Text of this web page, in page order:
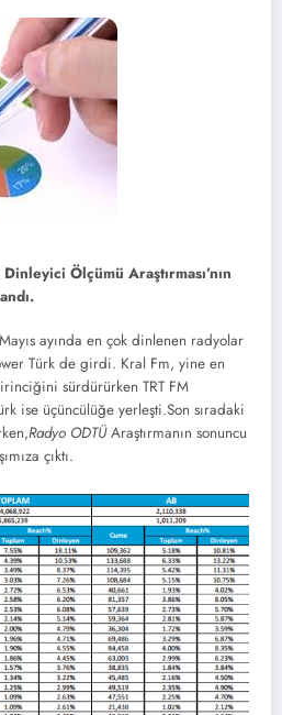
Ölçümü Araştırması’nın
ayında en çok dinlenen radyolar
Türk de girdi. Kral Fm, yine en
sürdürürken TRT FM
ise üçüncülüğe yerleşti.Son sıradaki
Radyo ODTÜAraştırmanın sonuncu
çıktı.